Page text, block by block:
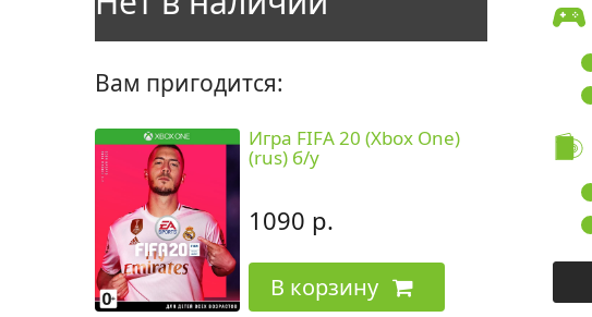
Вам пригодится:
Игра FIFA 20 (Xbox One)
(rus) б/у
1090 р.
В корзину